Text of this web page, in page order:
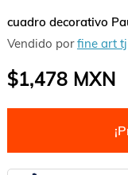
cuadro decorativo
Vendido porfine art tj
$1,478MXN